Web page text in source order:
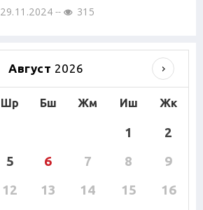
29.11.2024 315
Август 2026
Шр Бш Жм Иш Жк
1
2
5 6 7 8
9
12 13 14 15
16